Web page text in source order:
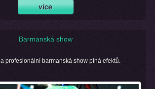
Barmanská show
profesionální barmanská show plná efektů.